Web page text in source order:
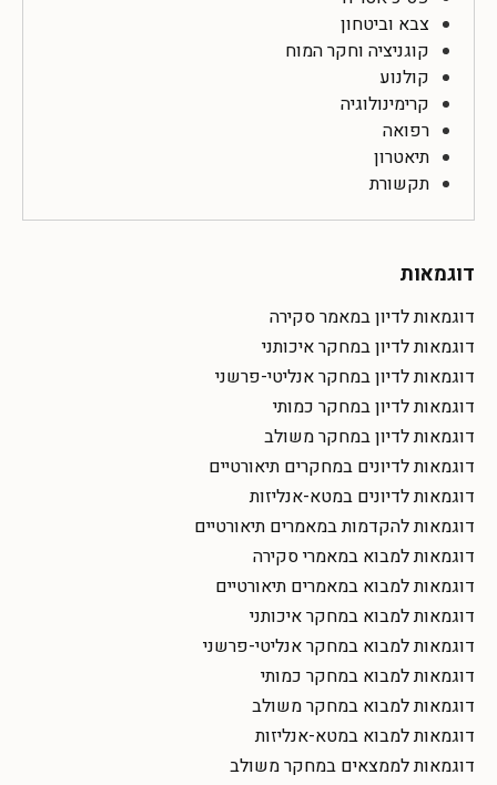
צבא וביטחון
קוגניציה וחקר המוח
קולנוע
קרימינולוגיה
רפואה
תיאטרון
תקשורת
דוגמאות
דוגמאות לדיון במאמר סקירה
דוגמאות לדיון במחקר איכותני
דוגמאות לדיון במחקר אנליטי-פרשני
דוגמאות לדיון במחקר כמותי
דוגמאות לדיון במחקר משולב
דוגמאות לדיונים במחקרים תיאורטיים
דוגמאות לדיונים במטא-אנליזות
דוגמאות להקדמות במאמרים תיאורטיים
דוגמאות למבוא במאמרי סקירה
דוגמאות למבוא במאמרים תיאורטיים
דוגמאות למבוא במחקר איכותני
דוגמאות למבוא במחקר אנליטי-פרשני
דוגמאות למבוא במחקר כמותי
דוגמאות למבוא במחקר משולב
דוגמאות למבוא במטא-אנליזות
דוגמאות לממצאים במחקר משולב